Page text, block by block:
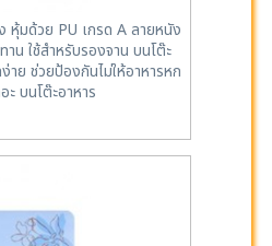
หุ้มด้วย PU เกรด A ลายหนัง
น ใช้สำหรับรองจาน บนโต๊ะ
าย ช่วยป้องกันไม่ให้อาหารหก
ะ บนโต๊ะอาหาร